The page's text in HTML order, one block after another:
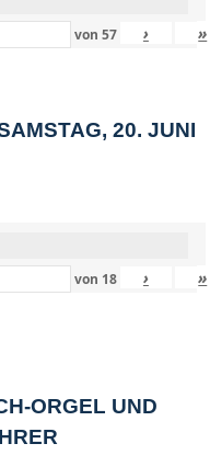
von 57 › »
20. JUNI
von 18 › »
ORGEL UND